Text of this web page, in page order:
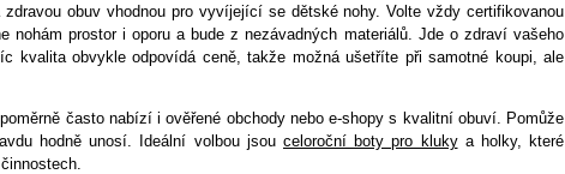
obuv vhodnou pro vyvíjející se dětské nohy. Volte vždy certifikovanou
nohám prostor i oporu a bude z nezávadných materiálů. Jde o zdraví vašeho
kvalita obvykle odpovídá ceně, takže možná ušetříte při samotné koupi, ale
často nabízí i ověřené obchody nebo e-shopy s kvalitní obuví. Pomůže
hodně unosí. Ideální volbou jsou celoroční boty pro klukya holky, které